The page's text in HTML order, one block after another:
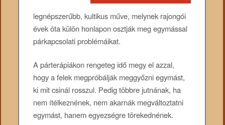
legnépszerűbb, kultikus műve, melynek rajongói
évek óta külön honlapon osztják meg egymással
párkapcsolati problémáikat.
A párterápiákon rengeteg idő megy el azzal,
hogy a felek megpróbálják meggyőzni egymást,
ki mit csinál rosszul. Pedig többre jutnának, ha
nem ítélkeznének, nem akarnák megváltoztatni
egymást, hanem egyezségre törekednének.